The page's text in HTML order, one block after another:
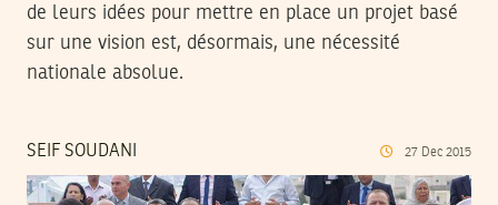
de leurs idées pour mettre en place un projet basé
sur une vision est, désormais, une nécessité
nationale absolue.
SEIF SOUDANI 27 Dec 2015